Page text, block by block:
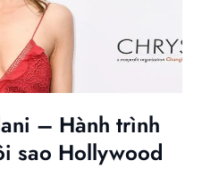
– Hành trình
sao Hollywood